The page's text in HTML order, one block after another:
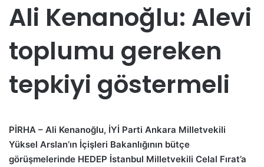
Ali Kenanoğlu: Alevi
toplumu gereken
tepkiyi göstermeli
PİRHA – Ali Kenanoğlu, İYİ Parti Ankara Milletvekili
Yüksel Arslan’ın İçişleri Bakanlığının bütçe
görüşmelerinde HEDEP İstanbul Milletvekili Celal Fırat’a